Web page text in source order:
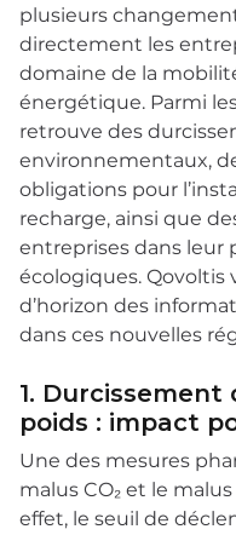
plusieurs
directement les
domaine de la
énergétique. Parmi
retrouve des
environnementaux,
obligations pour
recharge, ainsi que
entreprises dans leur
écologiques. Qovoltis
d’horizon des
dans ces nouvelles
1. Durcissement
poids : impact
Une des mesures
malus CO₂ et le
effet, le seuil de